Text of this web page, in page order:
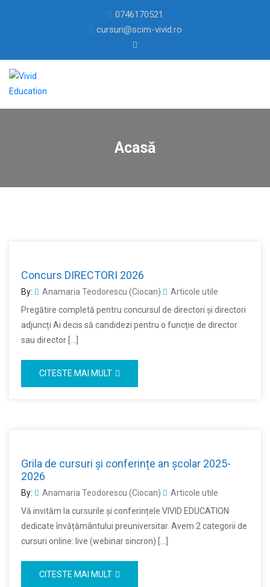
0746170521
cursuri@scim-vivid.ro
Acasă
Concurs DIRECTORI 2026
By: Anamaria Teodorescu (Ciocan)
Articole utile
Pregătire completă pentru concursul de directori și directori
adjuncți Ai decis să candidezi pentru o funcție de director
sau director […]
CITESTE MAI MULT
Grila de cursuri și conferințe an școlar 2025-
2026
By: Anamaria Teodorescu (Ciocan)
Articole utile
Vă invităm la cursurile și conferințele VIVID EDUCATION
dedicate învățământului preuniversitar. Avem 2 categorii de
cursuri online: live (webinar sincron) […]
CITESTE MAI MULT